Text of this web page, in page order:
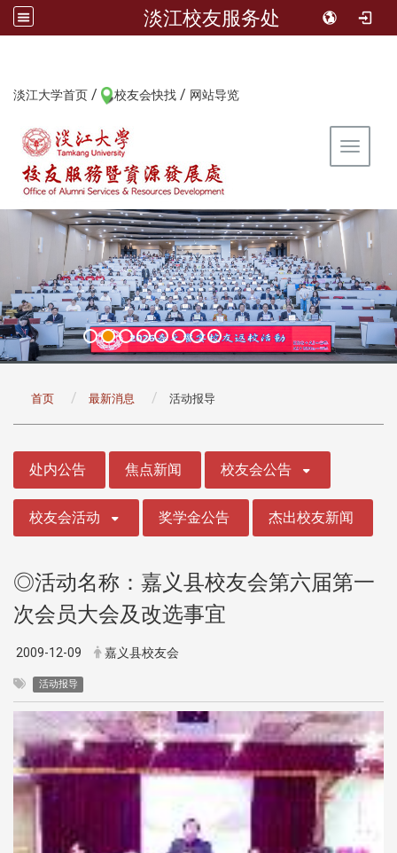
淡江校友服务处
淡江大学首页 / 校友会快找 / 网站导览
Toggle
首页 最新消息 活动报导
处内公告 焦点新闻 校友会公告
校友会活动 奖学金公告 杰出校友新闻
◎活动名称：嘉义县校友会第六届第一
次会员大会及改选事宜
2009-12-09 嘉义县校友会
活动报导